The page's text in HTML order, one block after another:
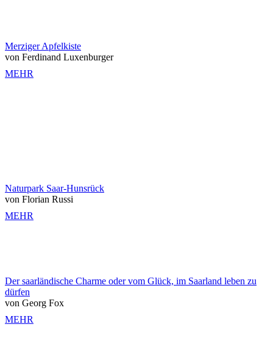
Merziger Apfelkiste
von Ferdinand Luxenburger
MEHR
Naturpark Saar-Hunsrück
von Florian Russi
MEHR
Der saarländische Charme oder vom Glück, im Saarland leben zu
dürfen
von Georg Fox
MEHR